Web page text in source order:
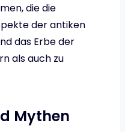
die die
der antiken
das Erbe der
als auch zu
Mythen